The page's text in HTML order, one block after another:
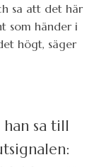
sa att det här
som händer i
högt, säger
sa till